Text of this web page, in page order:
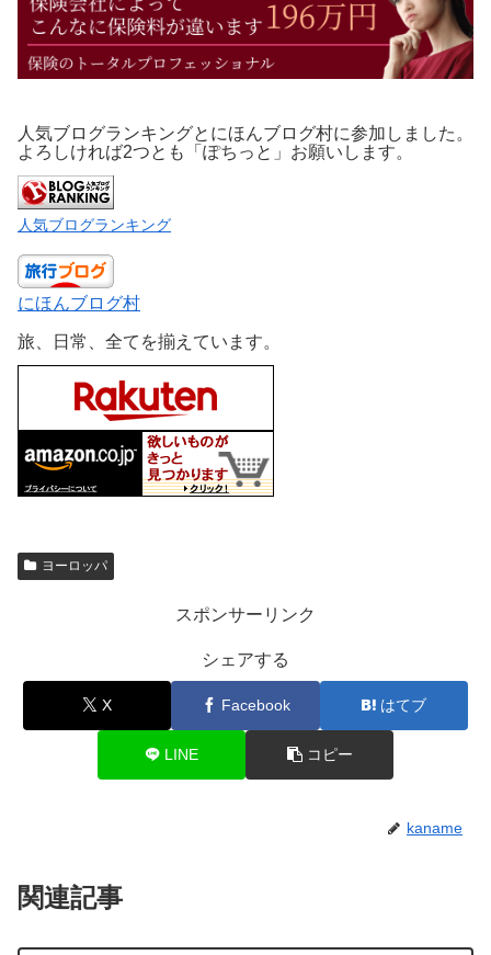
人気ブログランキングとにほんブログ村に参加しました。
よろしければ2つとも「ぽちっと」お願いします。
人気ブログランキング
にほんブログ村
旅、日常、全てを揃えています。
ヨーロッパ
スポンサーリンク
シェアする
X Facebook はてブ
LINE コピー
kaname
関連記事